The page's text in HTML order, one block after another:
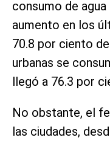
consumo de
aumento en los
70.8 por ciento
urbanas se
llegó a 76.3 por
No obstante, el
las ciudades,